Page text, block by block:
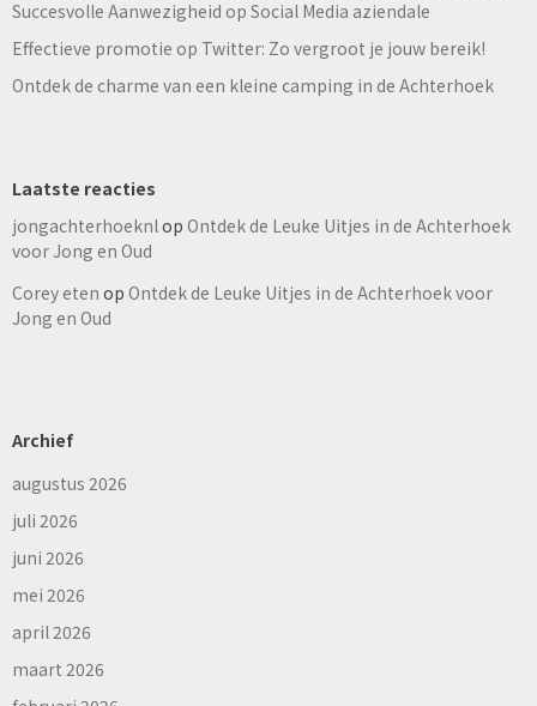
Succesvolle Aanwezigheid op Social Media aziendale
Effectieve promotie op Twitter: Zo vergroot je jouw bereik!
Ontdek de charme van een kleine camping in de Achterhoek
Laatste reacties
jongachterhoeknlop Ontdek de Leuke Uitjes in de Achterhoek
voor Jong en Oud
Corey eten op Ontdek de Leuke Uitjes in de Achterhoek voor
Jong en Oud
Archief
augustus 2026
juli 2026
juni 2026
mei 2026
april 2026
maart 2026